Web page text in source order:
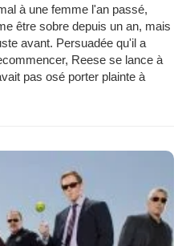
à une femme l'an passé,
être sobre depuis un an, mais
avant. Persuadée qu'il a
Reese se lance à
pas osé porter plainte à